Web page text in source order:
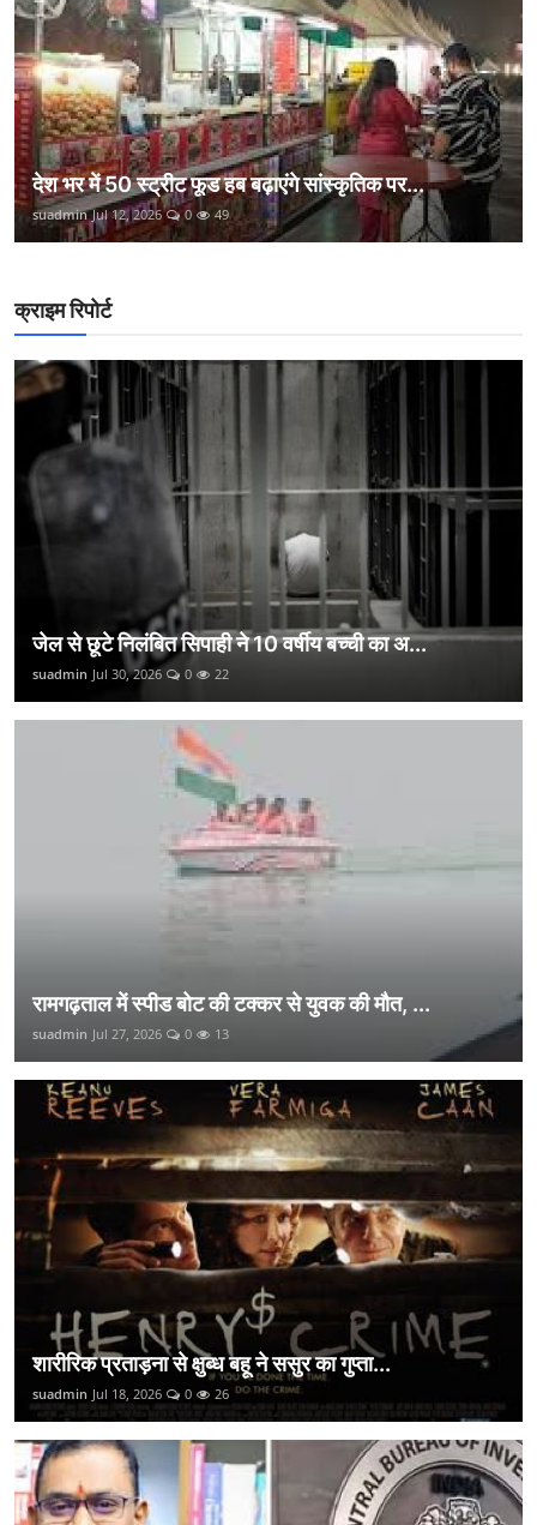
देश भर में 50 स्ट्रीट फूड हब बढ़ाएंगे सांस्कृतिक पर...
suadmin Jul 12, 2026 0 49
क्राइम रिपोर्ट
जेल से छूटे निलंबित सिपाही ने 10 वर्षीय बच्ची का अ...
suadmin Jul 30, 2026 0 22
रामगढ़ताल में स्पीड बोट की टक्कर से युवक की मौत, ...
suadmin Jul 27, 2026 0 13
शारीरिक प्रताड़ना से क्षुब्ध बहू ने ससुर का गुप्ता...
suadmin Jul 18, 2026 0 26